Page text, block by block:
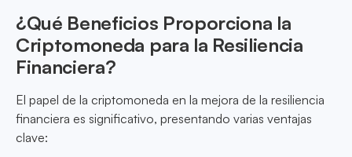
¿Qué Beneficios Proporciona la
Criptomoneda para la Resiliencia
Financiera?
El papel de la criptomoneda en la mejora de la resiliencia
financiera es significativo, presentando varias ventajas
clave: